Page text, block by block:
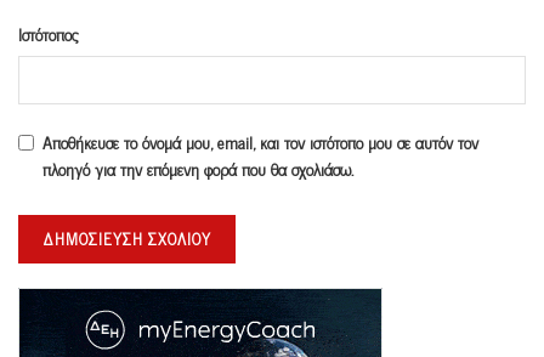
Ιστότοπος
Αποθήκευσε το όνομά μου, email, και τον ιστότοπο μου σε αυτόν τον
πλοηγό για την επόμενη φορά που θα σχολιάσω.